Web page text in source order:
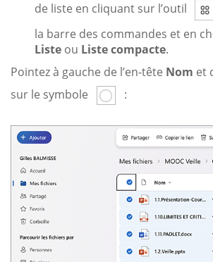
de liste en cliquant sur l’outil
la barre des commandes et en
Liste ou Liste compacte.
Pointez à gauche de l’en-tête Nom et
sur le symbole
: